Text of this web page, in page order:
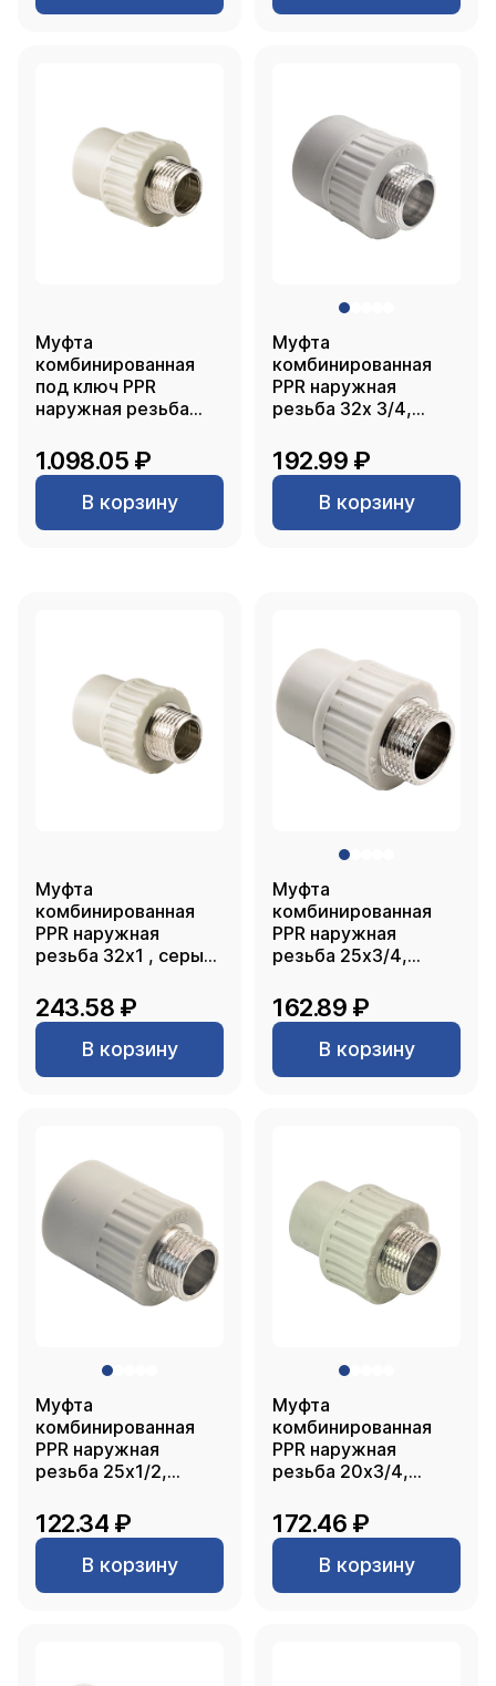
Муфта
комбинированная
под ключ PPR
наружная резьба
1.098.05 ₽
В корзину
Муфта
комбинированная
PPR наружная
резьба 32х 3/4,
192.99 ₽
В корзину
Муфта
комбинированная
PPR наружная
резьба 32х1 , серый,
243.58 ₽
В корзину
Муфта
комбинированная
PPR наружная
резьба 25х3/4,
162.89 ₽
В корзину
Муфта
комбинированная
PPR наружная
резьба 25х1/2,
122.34 ₽
В корзину
Муфта
комбинированная
PPR наружная
резьба 20х3/4,
172.46 ₽
В корзину